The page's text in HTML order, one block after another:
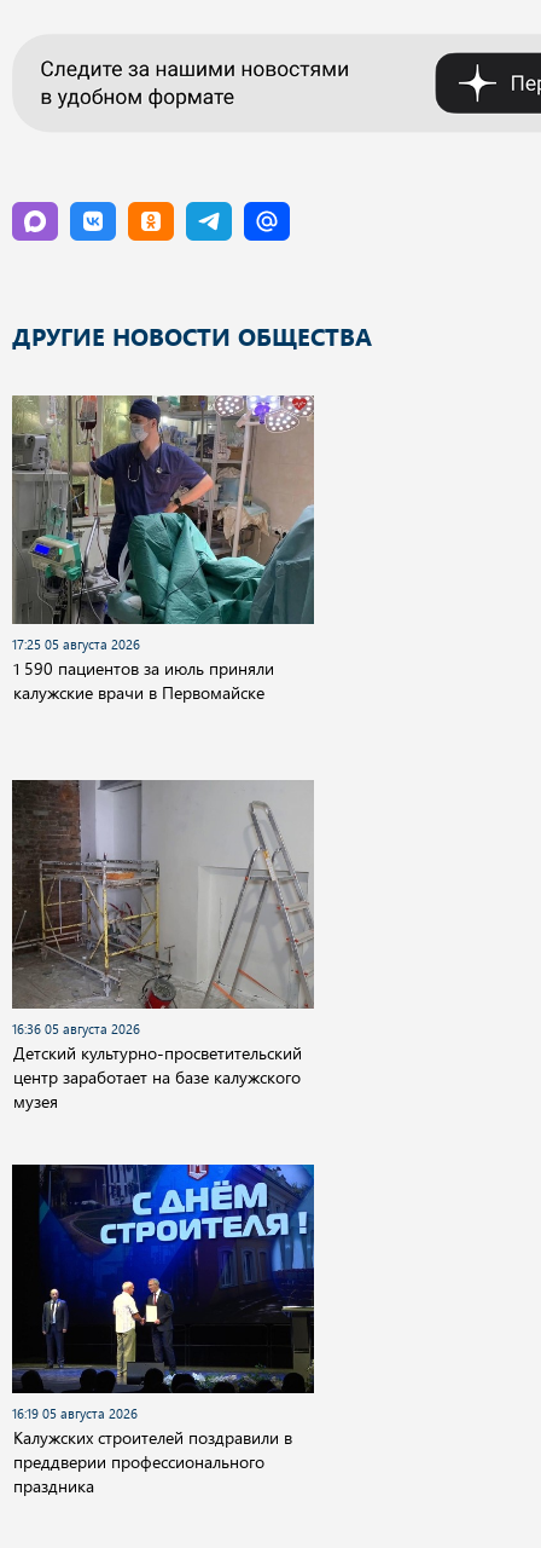
ДРУГИЕ НОВОСТИ ОБЩЕСТВА
17:25 05 августа 2026
1 590 пациентов за июль приняли
калужские врачи в Первомайске
16:36 05 августа 2026
Детский культурно-просветительский
центр заработает на базе калужского
музея
16:19 05 августа 2026
Калужских строителей поздравили в
преддверии профессионального
праздника